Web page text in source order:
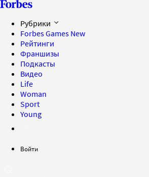
Рубрики
Forbes Games New
Рейтинги
Франшизы
Подкасты
Видео
Life
Woman
Sport
Young
Войти